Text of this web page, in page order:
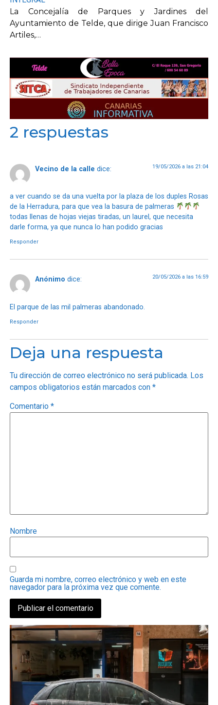
La Concejalía de Parques y Jardines del
Ayuntamiento de Telde, que dirige Juan Francisco
Artiles,…
2 respuestas
Vecino de la calle dice: 19/05/2026 a las 21:04
a ver cuando se da una vuelta por la plaza de los duples Rosas
de la Herradura, para que vea la basura de palmeras
todas llenas de hojas viejas tiradas, un laurel, que necesita
darle forma, ya que nunca lo han podido gracias
Responder
Anónimo dice: 20/05/2026 a las 16:59
El parque de las mil palmeras abandonado.
Responder
Deja una respuesta
Tu dirección de correo electrónico no será publicada. Los
campos obligatorios están marcados con *
Comentario *
Nombre
Guarda mi nombre, correo electrónico y web en este
navegador para la próxima vez que comente.